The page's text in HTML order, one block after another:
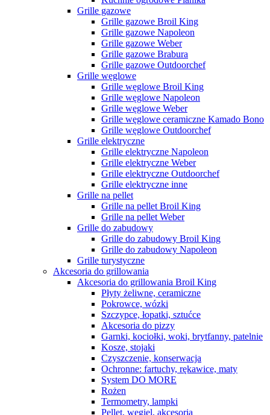
Grille gazowe
Grille gazowe Broil King
Grille gazowe Napoleon
Grille gazowe Weber
Grille gazowe Brabura
Grille gazowe Outdoorchef
Grille węglowe
Grille węglowe Broil King
Grille węglowe Napoleon
Grille węglowe Weber
Grille węglowe ceramiczne Kamado Bono
Grille węglowe Outdoorchef
Grille elektryczne
Grille elektryczne Napoleon
Grille elektryczne Weber
Grille elektryczne Outdoorchef
Grille elektryczne inne
Grille na pellet
Grille na pellet Broil King
Grille na pellet Weber
Grille do zabudowy
Grille do zabudowy Broil King
Grille do zabudowy Napoleon
Grille turystyczne
Akcesoria do grillowania
Akcesoria do grillowania Broil King
Płyty żeliwne, ceramiczne
Pokrowce, wózki
Szczypce, łopatki, sztućce
Akcesoria do pizzy
Garnki, kociołki, woki, brytfanny, patelnie
Kosze, stojaki
Czyszczenie, konserwacja
Ochronne: fartuchy, rękawice, maty
System DO MORE
Rożen
Termometry, lampki
Pellet, węgiel, akcesoria